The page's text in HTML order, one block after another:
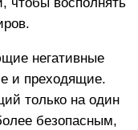
негативные
и преходящие.
только на один
безопасным,